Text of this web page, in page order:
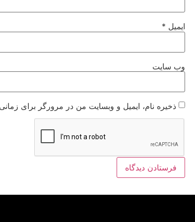
ایمیل *
وب‌ سایت
ذخیره نام، ایمیل و وبسایت من در مرورگر برای